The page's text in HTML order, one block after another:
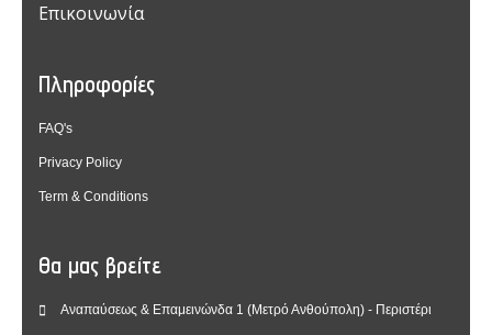
Επικοινωνία
Πληροφορίες
FAQ's
Privacy Policy
Term & Conditions
Θα μας βρείτε
Αναπαύσεως & Επαμεινώνδα 1 (Μετρό Ανθούπολη) - Περιστέρι